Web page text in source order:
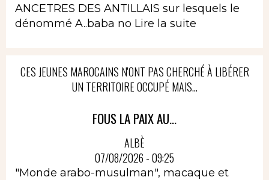
ANCETRES DES ANTILLAIS sur lesquels le
dénommé A..baba no Lire la suite
CES JEUNES MAROCAINS N'ONT PAS CHERCHÉ À LIBÉRER
UN TERRITOIRE OCCUPÉ MAIS...
FOUS LA PAIX AU...
ALBÈ
07/08/2026 - 09:25
"Monde arabo-musulman", macaque et